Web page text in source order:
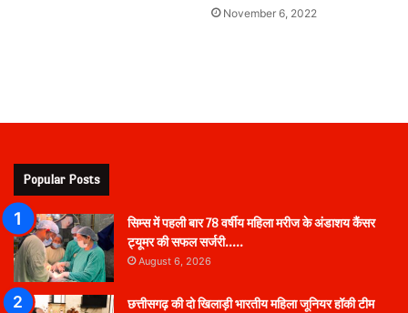
November 6, 2022
Popular Posts
सिम्स में पहली बार 78 वर्षीय महिला मरीज के अंडाशय कैंसर
ट्यूमर की सफल सर्जरी…..
August 6, 2026
छत्तीसगढ़ की दो खिलाड़ी भारतीय महिला जूनियर हॉकी टीम